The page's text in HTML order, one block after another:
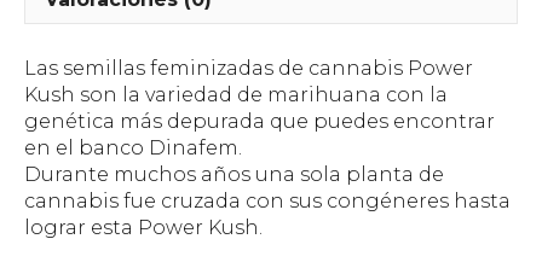
Las semillas feminizadas de cannabis Power
Kush son la variedad de marihuana con la
genética más depurada que puedes encontrar
en el banco Dinafem.
Durante muchos años una sola planta de
cannabis fue cruzada con sus congéneres hasta
lograr esta Power Kush.